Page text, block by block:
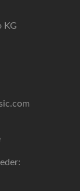
KG